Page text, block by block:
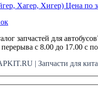
Хагер, Хигер) Цена по
запчастей для
с 8.00 до 17.00 с
| Запчасти для